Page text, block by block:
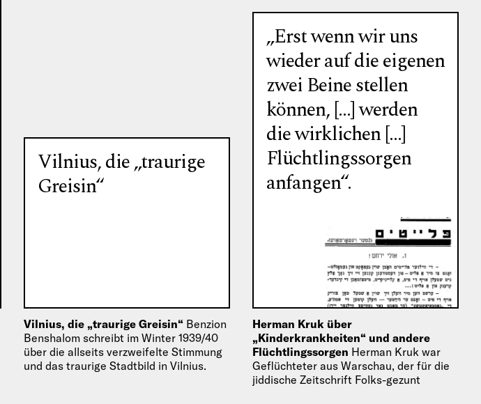
Vilnius, die „traurige
Greisin“
Vilnius, die „traurige Greisin“ Benzion
Benshalom schreibt im Winter 1939/40
über die allseits verzweifelte Stimmung
und das traurige Stadtbild in Vilnius.
„Erst wenn wir uns
wieder auf die eigenen
zwei Beine stellen
können, […] werden
die wirklichen […]
Flüchtlingssorgen
anfangen“.
Herman Kruk über
„Kinderkrankheiten“ und andere
Flüchtlingssorgen Herman Kruk war
Geflüchteter aus Warschau, der für die
jiddische Zeitschrift Folks-gezunt